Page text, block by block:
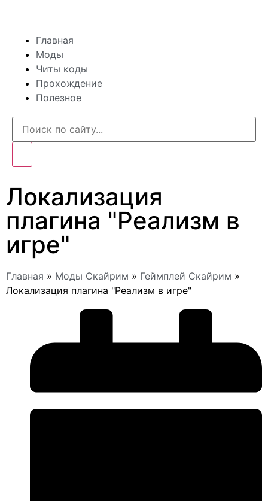
Главная
Моды
Читы коды
Прохождение
Полезное
Локализация
плагина "Реализм в
игре"
Главная » Моды Скайрим » Геймплей Скайрим »
Локализация плагина "Реализм в игре"